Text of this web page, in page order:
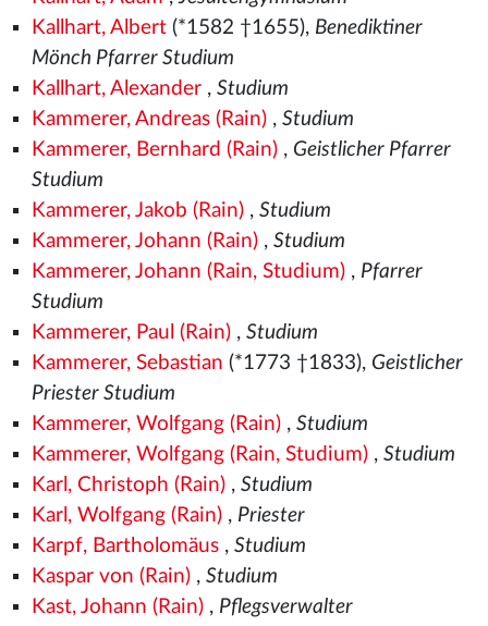
Kallhart, Albert(*1582 †1655), Benediktiner
Mönch Pfarrer Studium
Kallhart, Alexander, Studium
Kammerer, Andreas (Rain), Studium
Kammerer, Bernhard (Rain), Geistlicher Pfarrer
Studium
Kammerer, Jakob (Rain), Studium
Kammerer, Johann (Rain), Studium
Kammerer, Johann (Rain, Studium), Pfarrer
Studium
Kammerer, Paul (Rain), Studium
Kammerer, Sebastian (*1773 †1833), Geistlicher
Priester Studium
Kammerer, Wolfgang (Rain), Studium
Kammerer, Wolfgang (Rain, Studium), Studium
Karl, Christoph (Rain), Studium
Karl, Wolfgang (Rain), Priester
Karpf, Bartholomäus, Studium
Kaspar von (Rain), Studium
Kast, Johann (Rain), Pflegsverwalter